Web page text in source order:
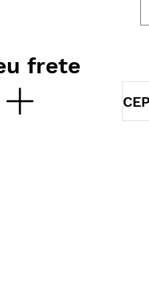
frete